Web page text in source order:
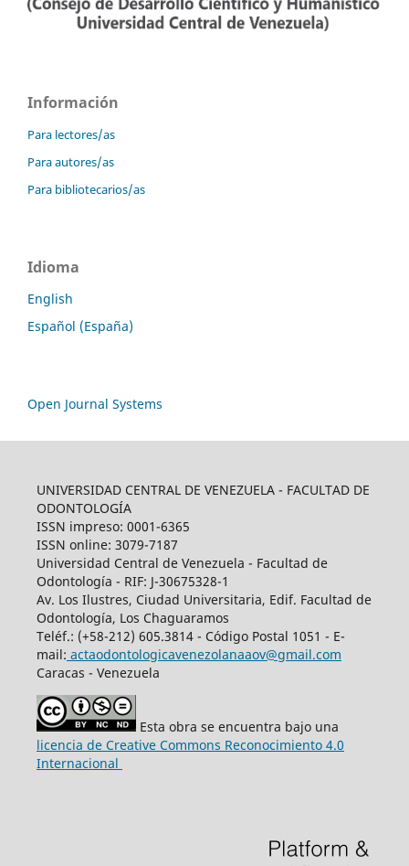
Información
Para lectores/as
Para autores/as
Para bibliotecarios/as
Idioma
English
Español (España)
Open Journal Systems
UNIVERSIDAD CENTRAL DE VENEZUELA - FACULTAD DE
ODONTOLOGÍA
ISSN impreso: 0001-6365
ISSN online: 3079-7187
Universidad Central de Venezuela - Facultad de
Odontología - RIF: J-30675328-1
Av. Los Ilustres, Ciudad Universitaria, Edif. Facultad de
Odontología, Los Chaguaramos
Teléf.: (+58-212) 605.3814 - Código Postal 1051 - E-
mail: actaodontologicavenezolanaaov@gmail.com
Caracas - Venezuela
Esta obra se encuentra bajo una
licencia de Creative Commons Reconocimiento 4.0
Internacional